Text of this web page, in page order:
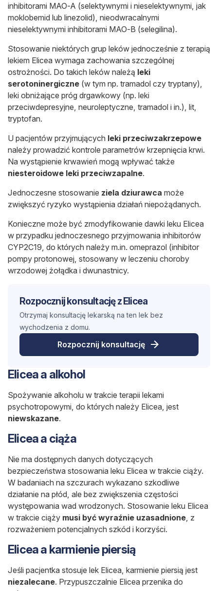
inhibitorami MAO-A (selektywnymi i nieselektywnymi, jak
moklobemid lub linezolid), nieodwracalnymi
nieselektywnymi inhibitorami MAO-B (selegilina).
Stosowanie niektórych grup leków jednocześnie z terapią
lekiem Elicea wymaga zachowania szczególnej
ostrożności. Do takich leków należą leki
serotoninergiczne (w tym np. tramadol czy tryptany),
leki obniżające próg drgawkowy (np. leki
przeciwdepresyjne, neuroleptyczne, tramadol i in.), lit,
tryptofan.
U pacjentów przyjmujących leki przeciwzakrzepowe
należy prowadzić kontrole parametrów krzepnięcia krwi.
Na wystąpienie krwawień mogą wpływać także
niesteroidowe leki przeciwzapalne.
Jednoczesne stosowanie ziela dziurawca może
zwiększyć ryzyko wystąpienia działań niepożądanych.
Konieczne może być zmodyfikowanie dawki leku Elicea
w przypadku jednoczesnego przyjmowania inhibitorów
CYP2C19, do których należy m.in. omeprazol (inhibitor
pompy protonowej, stosowany w leczeniu choroby
wrzodowej żołądka i dwunastnicy.
Rozpocznij konsultację z Elicea
Otrzymaj konsultację lekarską na ten lek bez
wychodzenia z domu.
Rozpocznij konsultację
Elicea a alkohol
Spożywanie alkoholu w trakcie terapii lekami
psychotropowymi, do których należy Elicea, jest
niewskazane.
Elicea a ciąża
Nie ma dostępnych danych dotyczących
bezpieczeństwa stosowania leku Elicea w trakcie ciąży.
W badaniach na szczurach wykazano szkodliwe
działanie na płód, ale bez zwiększenia częstości
występowania wad wrodzonych. Stosowanie leku Elicea
w trakcie ciąży musi być wyraźnie uzasadnione , z
rozważeniem potencjalnych szkód i korzyści.
Elicea a karmienie piersią
Jeśli pacjentka stosuje lek Elicea, karmienie piersią jest
niezalecane. Przypuszczalnie Elicea przenika do